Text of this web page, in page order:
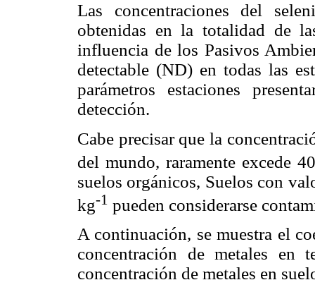
Las concentraciones del
obtenidas en la totalidad de
influencia de los Pasivos
detectable (ND) en todas las
parámetros estaciones
detección.
Cabe precisar que la
del mundo, raramente excede
suelos orgánicos, Suelos con
kg-1 pueden considerarse
A continuación, se muestra el
concentración de metales en
concentración de metales en